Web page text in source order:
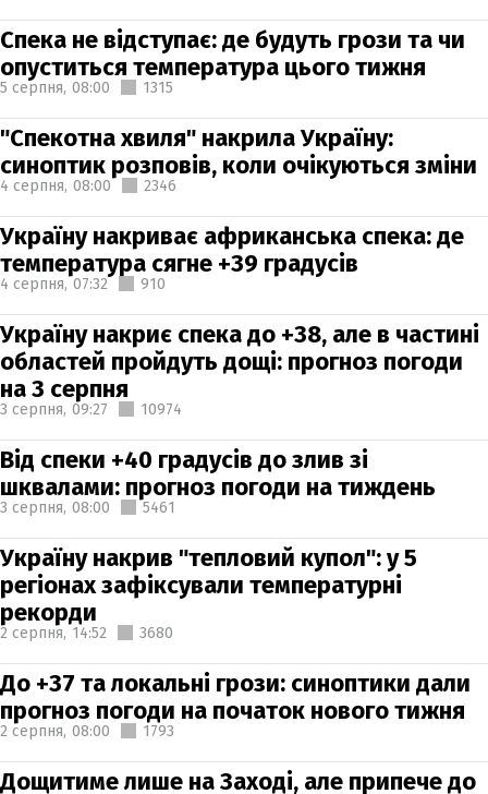
Спека не відступає: де будуть грози та чи
опуститься температура цього тижня
5 серпня, 08:00 1315
"Спекотна хвиля" накрила Україну:
синоптик розповів, коли очікуються зміни
4 серпня, 08:00 2346
Україну накриває африканська спека: де
температура сягне +39 градусів
4 серпня, 07:32 910
Україну накриє спека до +38, але в частині
областей пройдуть дощі: прогноз погоди
на 3 серпня
3 серпня, 09:27 10974
Від спеки +40 градусів до злив зі
шквалами: прогноз погоди на тиждень
3 серпня, 08:00 5461
Україну накрив "тепловий купол": у 5
регіонах зафіксували температурні
рекорди
2 серпня, 14:52 3680
До +37 та локальні грози: синоптики дали
прогноз погоди на початок нового тижня
2 серпня, 08:00 1793
Дощитиме лише на Заході, але припече до